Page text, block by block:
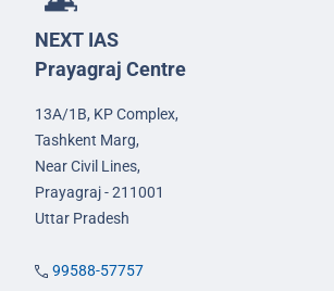
NEXT IAS
Prayagraj Centre
13A/1B, KP Complex,
Tashkent Marg,
Near Civil Lines,
Prayagraj - 211001
Uttar Pradesh
99588-57757